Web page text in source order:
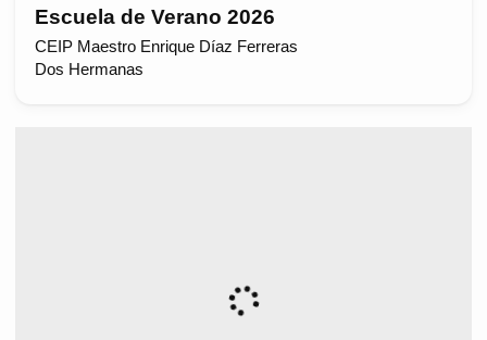
Escuela de Verano 2026
CEIP Maestro Enrique Díaz Ferreras
Dos Hermanas